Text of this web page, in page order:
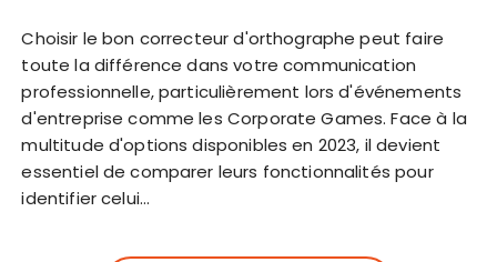
Choisir le bon correcteur d'orthographe peut faire
toute la différence dans votre communication
professionnelle, particulièrement lors d'événements
d'entreprise comme les Corporate Games. Face à la
multitude d'options disponibles en 2023, il devient
essentiel de comparer leurs fonctionnalités pour
identifier celui…